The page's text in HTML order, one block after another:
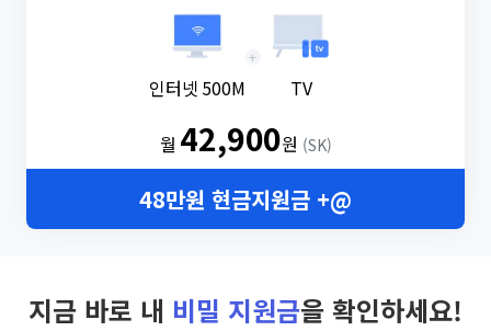
인터넷 500M
+
TV
월 42,900원 (SK)
48만원 현금지원금 +@
지금 바로 내 비밀 지원금을 확인하세요!